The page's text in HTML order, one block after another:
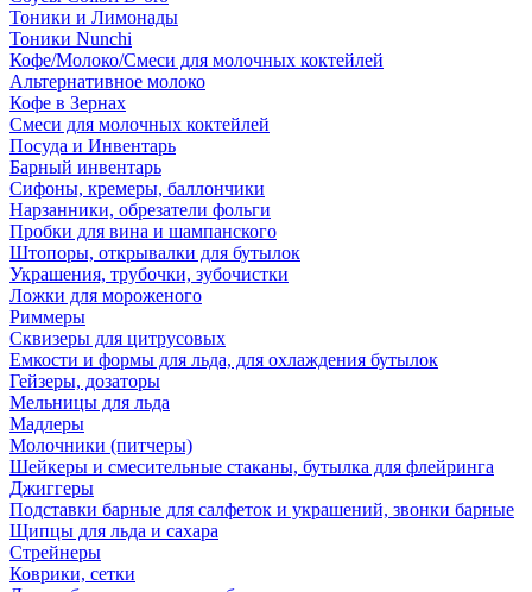
Тоники и Лимонады
Тоники Nunchi
Кофе/Молоко/Смеси для молочных коктейлей
Альтернативное молоко
Кофе в Зернах
Смеси для молочных коктейлей
Посуда и Инвентарь
Барный инвентарь
Сифоны, кремеры, баллончики
Нарзанники, обрезатели фольги
Пробки для вина и шампанского
Штопоры, открывалки для бутылок
Украшения, трубочки, зубочистки
Ложки для мороженого
Риммеры
Сквизеры для цитрусовых
Емкости и формы для льда, для охлаждения бутылок
Гейзеры, дозаторы
Мельницы для льда
Мадлеры
Молочники (питчеры)
Шейкеры и смесительные стаканы, бутылка для флейринга
Джиггеры
Подставки барные для салфеток и украшений, звонки барные
Щипцы для льда и сахара
Стрейнеры
Коврики, сетки